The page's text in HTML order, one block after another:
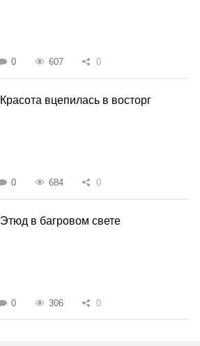
0 607 0
Красота вцепилась в восторг
0 684 0
Этюд в багровом свете
0 306 0